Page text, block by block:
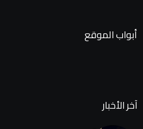
أبواب الموقع
آخر الأخبار